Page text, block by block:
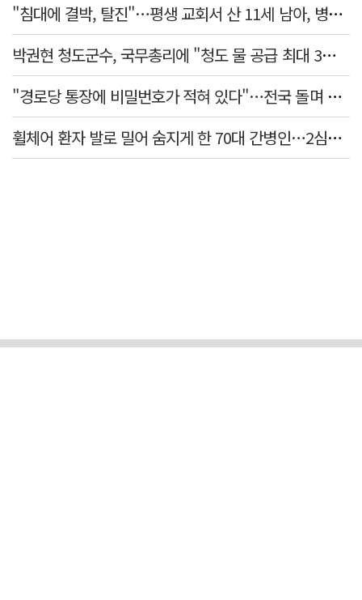
"침대에 결박, 탈진"…평생 교회서 산 11세 남아, 병원 이송 끝 숨져
박권현 청도군수, 국무총리에 "청도 물 공급 최대 3만t 늘려달라"
"경로당 통장에 비밀번호가 적혀 있다"…전국 돌며 경로당 13곳 턴 30대 구속
휠체어 환자 발로 밀어 숨지게 한 70대 간병인…2심도 집행유예